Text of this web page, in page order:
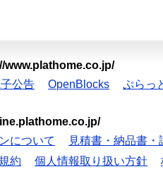
www.plathome.co.jp/
公告 OpenBlocks ぷらっ
について 見積書・納品書
約 個人情報取り扱い方針